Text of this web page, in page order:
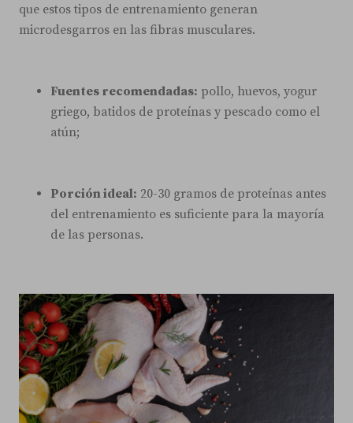
que estos tipos de entrenamiento generan
microdesgarros en las fibras musculares.
Fuentes recomendadas: pollo, huevos, yogur
griego, batidos de proteínas y pescado como el
atún;
Porción ideal: 20-30 gramos de proteínas antes
del entrenamiento es suficiente para la mayoría
de las personas.